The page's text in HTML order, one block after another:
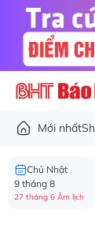
Mới nhất
Chủ Nhật
9 tháng 8
27 tháng 6 Âm lịch